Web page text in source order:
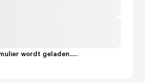
wordt geladen......